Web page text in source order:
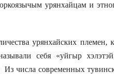
урянхайцам и
урянхайских племен,
себя «уйгыр
числа современных